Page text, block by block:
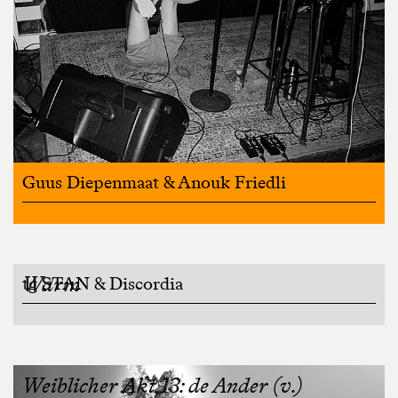
Guus Diepenmaat & Anouk Friedli
Warm
tg STAN & Discordia
Weiblicher Akt 13: de Ander (v.)